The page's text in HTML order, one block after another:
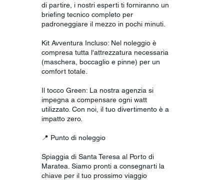
di partire, i nostri esperti ti forniranno un
briefing tecnico completo per
padroneggiare il mezzo in pochi minuti.
Kit Avventura Incluso: Nel noleggio è
compresa tutta l'attrezzatura necessaria
(maschera, boccaglio e pinne) per un
comfort totale.
Il tocco Green: La nostra agenzia si
impegna a compensare ogni watt
utilizzato. Con noi, il tuo divertimento è a
impatto zero.
📍 Punto di noleggio
Spiaggia di Santa Teresa al Porto di
Maratea. Siamo pronti a consegnarti la
chiave per il tuo prossimo viaggio